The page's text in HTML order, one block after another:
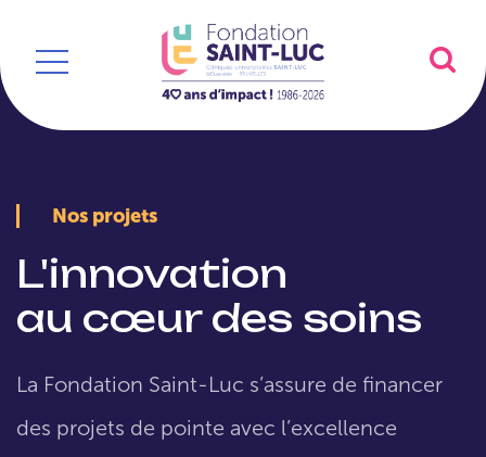
Nos projets
L'innovation
au cœur des soins
La Fondation Saint-Luc s’assure de financer
des projets de pointe avec l’excellence